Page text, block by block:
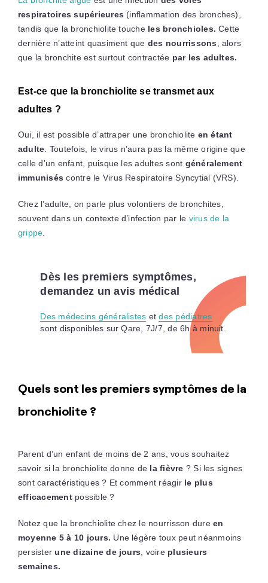
respiratoires supérieures (inflammation des bronches),
tandis que la bronchiolite toucheles bronchioles. Cette
dernière n’atteint quasiment que des nourrissons , alors
que la bronchite est surtout contractée par les adultes.
Est-ce que la bronchiolite se transmet aux
adultes ?
Oui, il est possible d’attraper une bronchiolite en étant
adulte . Toutefois, le virus n’aura pas la même origine que
celle d’un enfant, puisque les adultes sont généralement
immunisés contre le Virus Respiratoire Syncytial (VRS).
Chez l’adulte, on parle plus volontiers de bronchites,
souvent dans un contexte d’infection par le virus de la
grippe
Dès les premiers symptômes,
demandez un avis médical
Des médecins généralistes etdes pédiatres
sont disponibles sur Qare, 7J/7, de 6h à minuit.
Quels sont les premiers symptômes de la
bronchiolite ?
Parent d’un enfant de moins de 2 ans, vous souhaitez
savoir si la bronchiolite donne de la fièvre ? Si les signes
sont caractéristiques ? Et comment réagir le plus
efficacementpossible ?
Notez que la bronchiolite chez le nourrisson dureen
moyenne 5 à 10 jours. Une légère toux peut néanmoins
persisterune dizaine de jours , voireplusieurs
semaines.